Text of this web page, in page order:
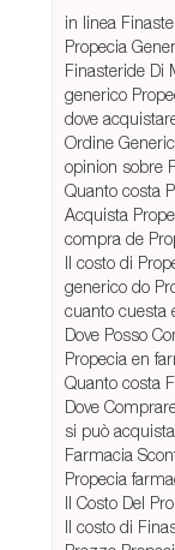
in linea
Propecia
Finasteride Di
generico
dove
Ordine
opinion sobre
Quanto costa
Acquista
compra de
Il costo di
generico do
cuanto cuesta
Dove Posso
Propecia en
Quanto costa
Dove
si può
Farmacia
Propecia
Il Costo Del
Il costo di